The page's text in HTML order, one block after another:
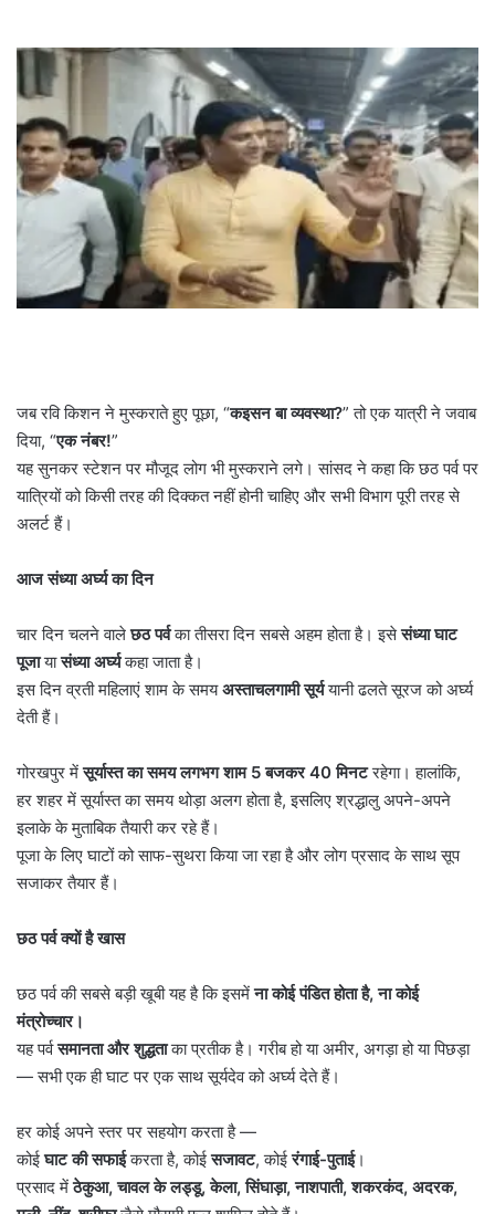
जब रवि किशन ने मुस्कराते हुए पूछा, “कइसन बा व्यवस्था?” तो एक यात्री ने जवाब
दिया, “एक नंबर!”
यह सुनकर स्टेशन पर मौजूद लोग भी मुस्कराने लगे। सांसद ने कहा कि छठ पर्व पर
यात्रियों को किसी तरह की दिक्कत नहीं होनी चाहिए और सभी विभाग पूरी तरह से
अलर्ट हैं।
आज संध्या अर्घ्य का दिन
चार दिन चलने वालेछठ पर्वका तीसरा दिन सबसे अहम होता है। इसेसंध्या घाट
पूजायासंध्या अर्घ्यकहा जाता है।
इस दिन व्रती महिलाएं शाम के समयअस्ताचलगामी सूर्ययानी ढलते सूरज को अर्घ्य
देती हैं।
गोरखपुर मेंसूर्यास्त का समय लगभग शाम 5बजकर40मिनटरहेगा। हालांकि,
हर शहर में सूर्यास्त का समय थोड़ा अलग होता है, इसलिए श्रद्धालु अपने-अपने
इलाके के मुताबिक तैयारी कर रहे हैं।
पूजा के लिए घाटों को साफ-सुथरा किया जा रहा है और लोग प्रसाद के साथ सूप
सजाकर तैयार हैं।
छठ पर्व क्यों है खास
छठ पर्व की सबसे बड़ी खूबी यह है कि इसमेंना कोई पंडित होता है,ना कोई
मंत्रोच्चार।
यह पर्वसमानता और शुद्धताका प्रतीक है। गरीब हो या अमीर, अगड़ा हो या पिछड़ा
— सभी एक ही घाट पर एक साथ सूर्यदेव को अर्घ्य देते हैं।
हर कोई अपने स्तर पर सहयोग करता है —
कोईघाट की सफाईकरता है, कोईसजावट, कोईरंगाई-पुताई।
प्रसाद मेंठेकुआ,चावल के लड्डू,केला,सिंघाड़ा,नाशपाती,शकरकंद, अदरक,